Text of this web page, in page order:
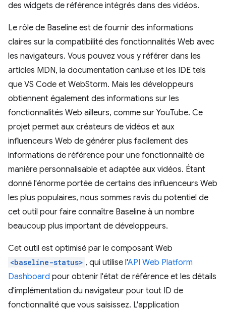
des widgets de référence intégrés dans des vidéos.
Le rôle de Baseline est de fournir des informations
claires sur la compatibilité des fonctionnalités Web avec
les navigateurs. Vous pouvez vous y référer dans les
articles MDN, la documentation caniuse et les IDE tels
que VS Code et WebStorm. Mais les développeurs
obtiennent également des informations sur les
fonctionnalités Web ailleurs, comme sur YouTube. Ce
projet permet aux créateurs de vidéos et aux
influenceurs Web de générer plus facilement des
informations de référence pour une fonctionnalité de
manière personnalisable et adaptée aux vidéos. Étant
donné l'énorme portée de certains des influenceurs Web
les plus populaires, nous sommes ravis du potentiel de
cet outil pour faire connaître Baseline à un nombre
beaucoup plus important de développeurs.
Cet outil est optimisé par le composant Web
<baseline-status> , qui utilise l'API Web Platform
Dashboard pour obtenir l'état de référence et les détails
d'implémentation du navigateur pour tout ID de
fonctionnalité que vous saisissez. L'application